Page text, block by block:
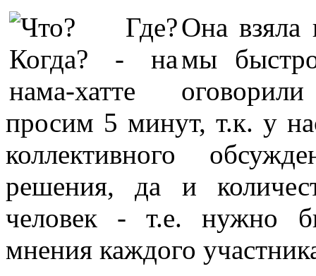
Она
мы
просим 5 минут, т.к. у
коллективного
решения, да и
человек - т.е. нужно
мнения каждого